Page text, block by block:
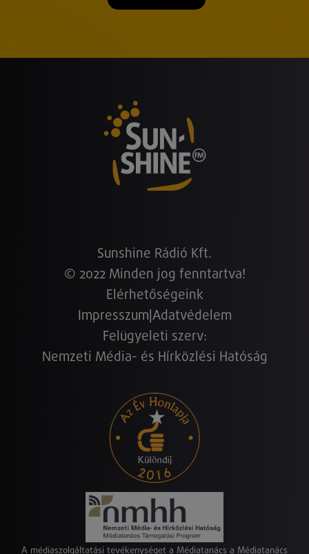
Sunshine Rádió Kft.
© 2022 Minden jog fenntartva!
Elérhetőségeink
Impresszum Adatvédelem
Felügyeleti szerv:
Nemzeti Média- és Hírközlési Hatóság
A médiaszolgáltatási tevékenységet a Médiatanács a Médiatanács